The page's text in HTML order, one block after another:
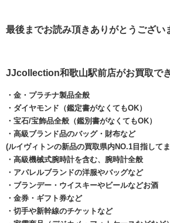
最後までお読み頂きありがとうござい
JJcollection和歌山駅前店がお買取で
・金・プラチナ製品全般
・ダイヤモンド（鑑定書がなくてもOK）
・宝石/宝飾品全般（鑑別書がなくてもOK）
・高級ブランド品のバッグ・財布など
(ルイヴィトンの新品の買取県内NO.1目指して
・高級機械式腕時計を含む、腕時計全般
・アパレルブランドの洋服やバッグなど
・ブランデー・ウイスキーやビールなどお酒
・金券・ギフト券など
・切手や新幹線のチケットなど